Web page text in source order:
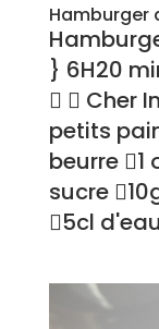
Hamburger
} 6H20
 
petits
beurre 1
sucre
5cl